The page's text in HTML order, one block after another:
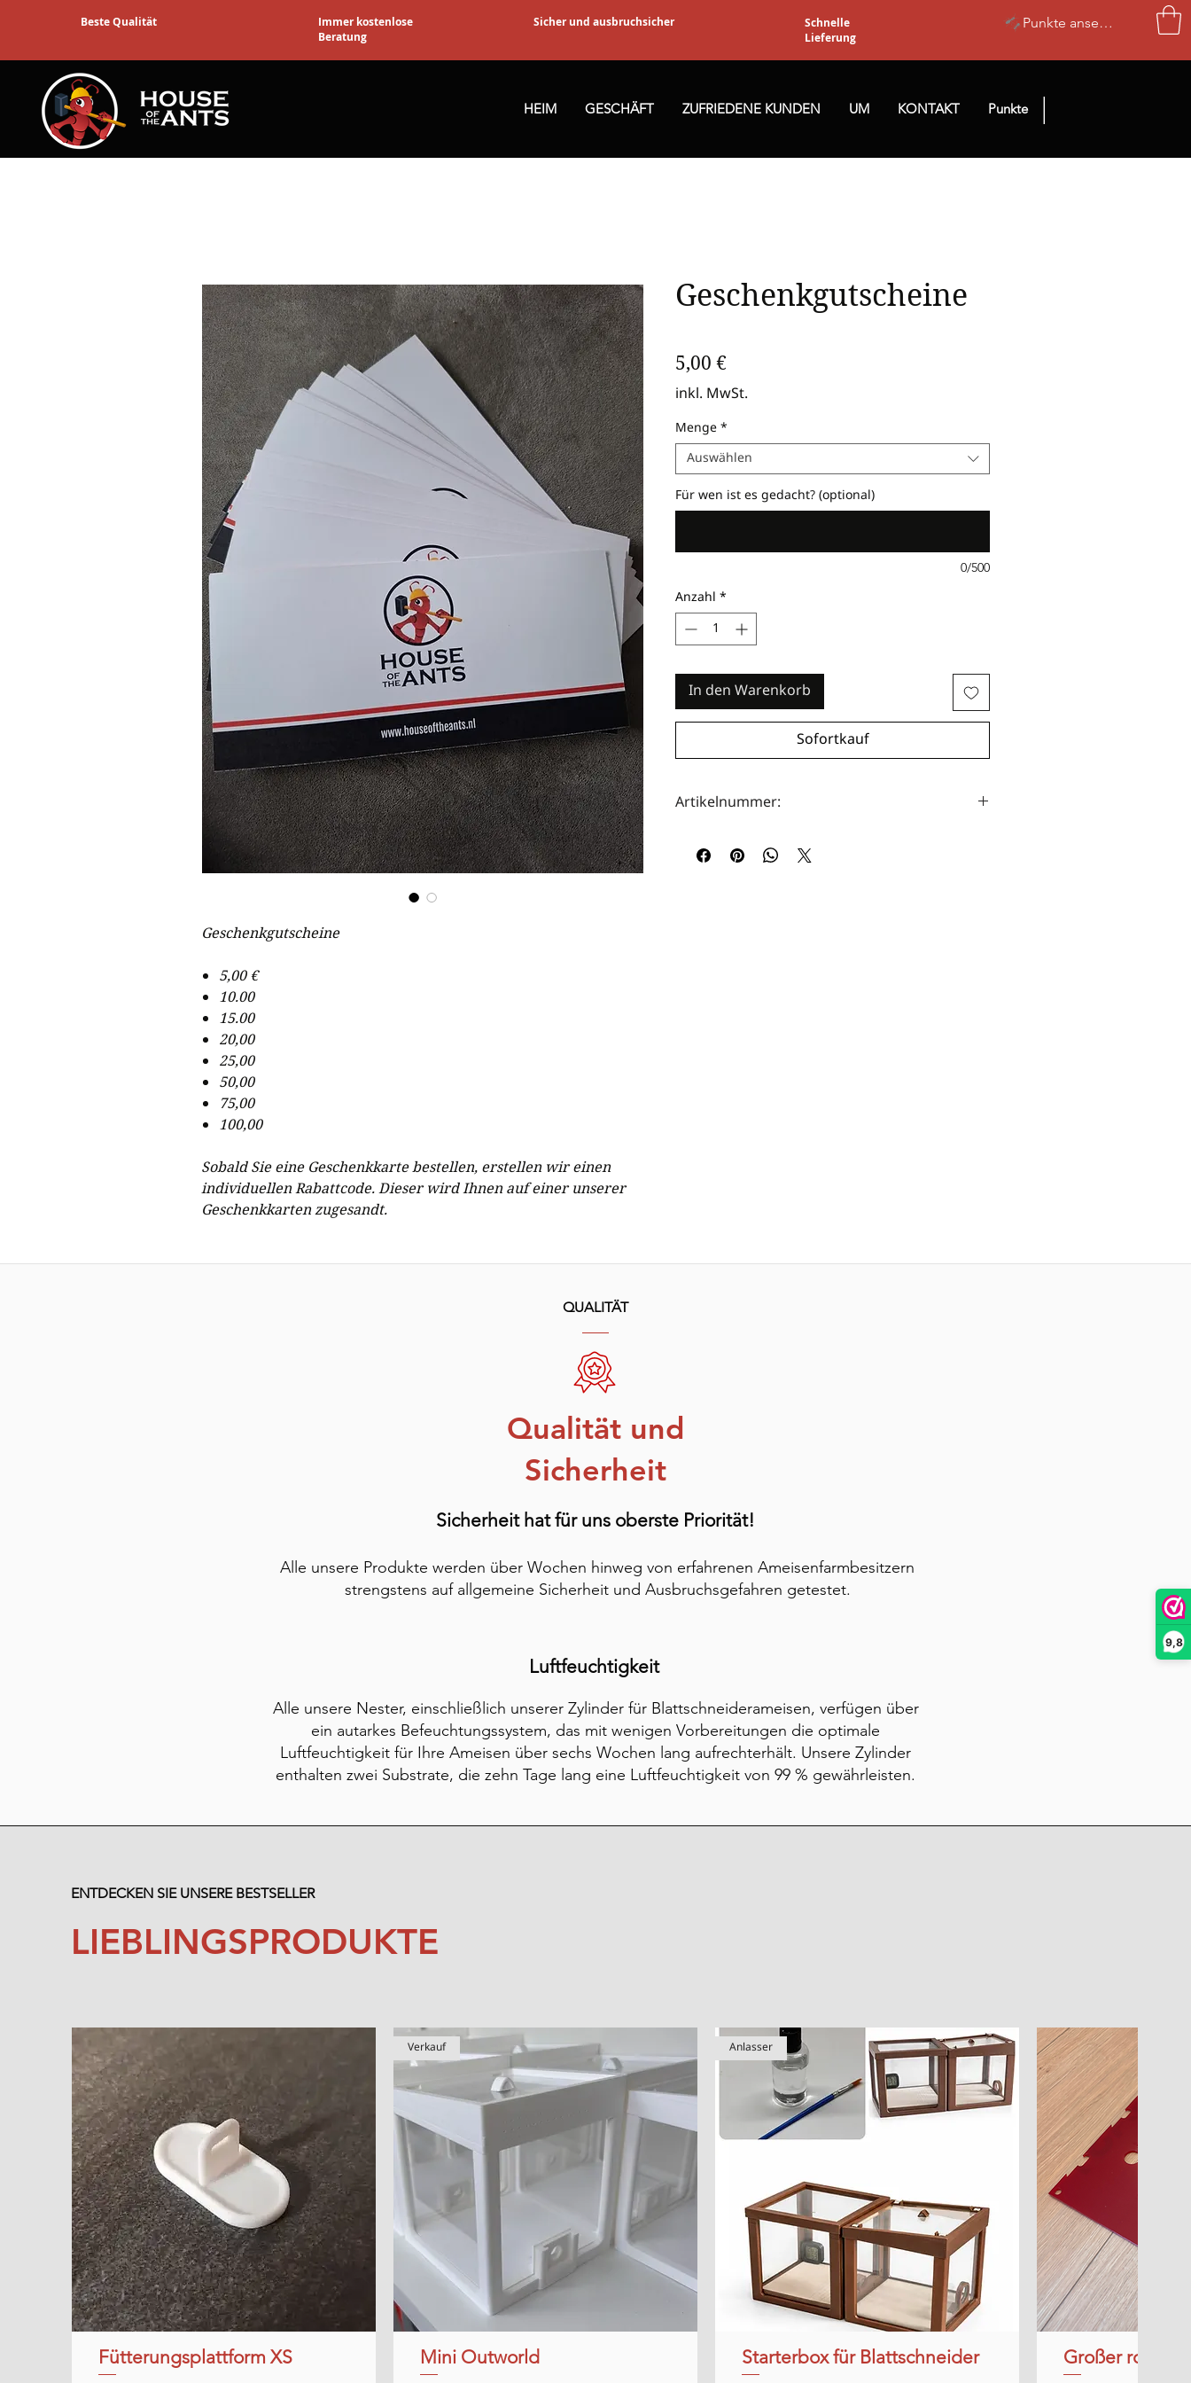
9,8
Beste Qualität
Immer kostenlose
Beratung
Sicher und ausbruchsicher
Schnelle
Lieferung
Punkte ansehen
HEIM GESCHÄFT ZUFRIEDENE KUNDEN UM KONTAKT Punkte
Geschenkgutscheine
5,00 €
10.00
15.00
20,00
25,00
50,00
75,00
100,00
Sobald Sie eine Geschenkkarte bestellen, erstellen wir einen
individuellen Rabattcode. Dieser wird Ihnen auf einer unserer
Geschenkkarten zugesandt.
Geschenkgutscheine
5,00 €
inkl. MwSt.
Menge*
Auswählen
Für wen ist es gedacht? (optional)
0/500
Anzahl*
In den Warenkorb
Sofortkauf
Artikelnummer:
QUALITÄT
Qualität und
Sicherheit
Sicherheit hat für uns oberste Priorität!
Alle unsere Produkte werden über Wochen hinweg von erfahrenen Ameisenfarmbesitzern
strengstens auf allgemeine Sicherheit und Ausbruchsgefahren getestet.
Luftfeuchtigkeit
Alle unsere Nester, einschließlich unserer Zylinder für Blattschneiderameisen, verfügen über
ein autarkes Befeuchtungssystem, das mit wenigen Vorbereitungen die optimale
Luftfeuchtigkeit für Ihre Ameisen über sechs Wochen lang aufrechterhält. Unsere Zylinder
enthalten zwei Substrate, die zehn Tage lang eine Luftfeuchtigkeit von 99 % gewährleisten.
ENTDECKEN SIE UNSERE BESTSELLER
LIEBLINGSPRODUKTE
Schnellansicht
Fütterungsplattform XS Schnellansicht
Verkauf
Mini Outworld Schnellansicht
Anlasser
Starterbox für Blattschneider Großer roter